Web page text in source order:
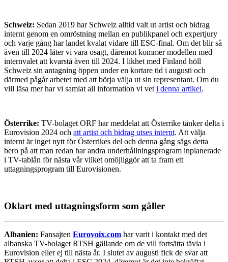
Schweiz: Sedan 2019 har Schweiz alltid valt ut artist och bidrag
internt genom en omröstning mellan en publikpanel och expertjury
och varje gång har landet kvalat vidare till ESC-final. Om det blir så
även till 2024 låter vi vara osagt, däremot kommer modellen med
internvalet att kvarstå även till 2024. I likhet med Finland höll
Schweiz sin antagning öppen under en kortare tid i augusti och
därmed pågår arbetet med att börja välja ut sin representant. Om du
vill läsa mer har vi samlat all information vi vet i denna artikel.
Österrike: TV-bolaget ORF har meddelat att Österrike tänker delta i
Eurovision 2024 och att artist och bidrag utses internt. Att välja
internt är inget nytt för Österrikes del och denna gång sägs detta
bero på att man redan har andra underhållningsprogram inplanerade
i TV-tablån för nästa vår vilket omöjliggör att ta fram ett
uttagningsprogram till Eurovisionen.
Oklart med uttagningsform som gäller
Albanien: Fansajten Eurovoix.com har varit i kontakt med det
albanska TV-bolaget RTSH gällande om de vill fortsätta tävla i
Eurovision eller ej till nästa år. I slutet av augusti fick de svar att